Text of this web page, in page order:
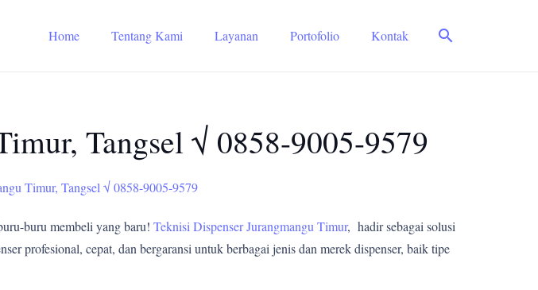
Home Tentang Kami Layanan Portofolio Kontak search
Tangsel √ 0858-9005-9579
Timur, Tangsel √ 0858-9005-9579
buru membeli yang baru! Teknisi Dispenser Jurangmangu Timur, hadir sebagai solusi
profesional, cepat, dan bergaransi untuk berbagai jenis dan merek dispenser, baik tipe